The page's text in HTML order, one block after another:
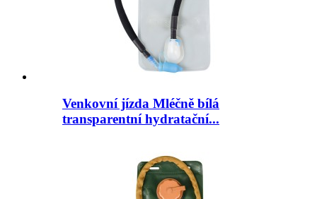
Venkovní jízda Mléčně bílá
transparentní hydratační...